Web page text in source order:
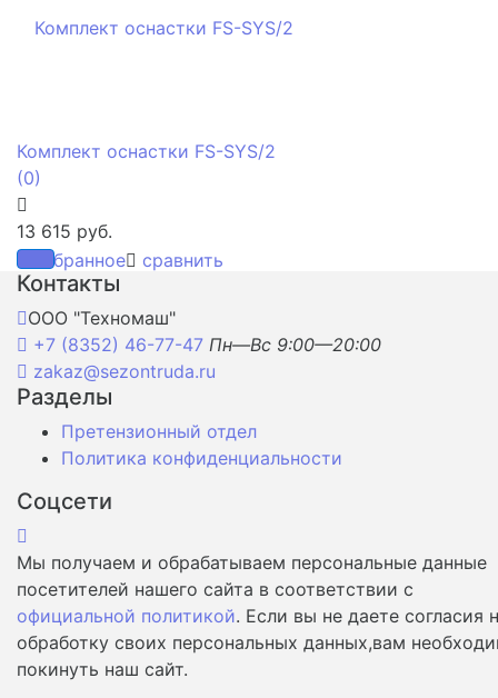
избранное сравнить
Комплект оснастки FS-SYS/2
(0)
13 615 руб.
Контакты
ООО "Техномаш"
+7 (8352) 46-77-47 Пн—Вс 9:00—20:00
zakaz@sezontruda.ru
Разделы
Претензионный отдел
Политика конфиденциальности
Соцсети
Мы получаем и обрабатываем персональные данные
посетителей нашего сайта в соответствии с
официальной политикой. Если вы не даете согласия
обработку своих персональных данных,вам
покинуть наш сайт.